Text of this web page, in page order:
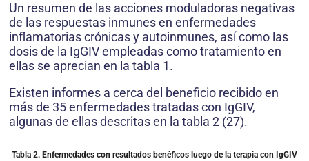
Un resumen de las acciones moduladoras negativas
de las respuestas inmunes en enfermedades
inflamatorias crónicas y autoinmunes, así como las
dosis de la IgGIV empleadas como tratamiento en
ellas se aprecian en la tabla 1.
Existen informes a cerca del beneficio recibido en
más de 35 enfermedades tratadas con IgGIV,
algunas de ellas descritas en la tabla 2 (27).
Tabla 2. Enfermedades con resultados benéficos luego de la terapia con IgGIV